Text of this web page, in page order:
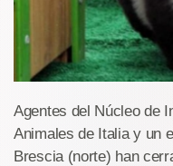
Agentes del Núcleo de
Animales de Italia y un
Brescia (norte) han